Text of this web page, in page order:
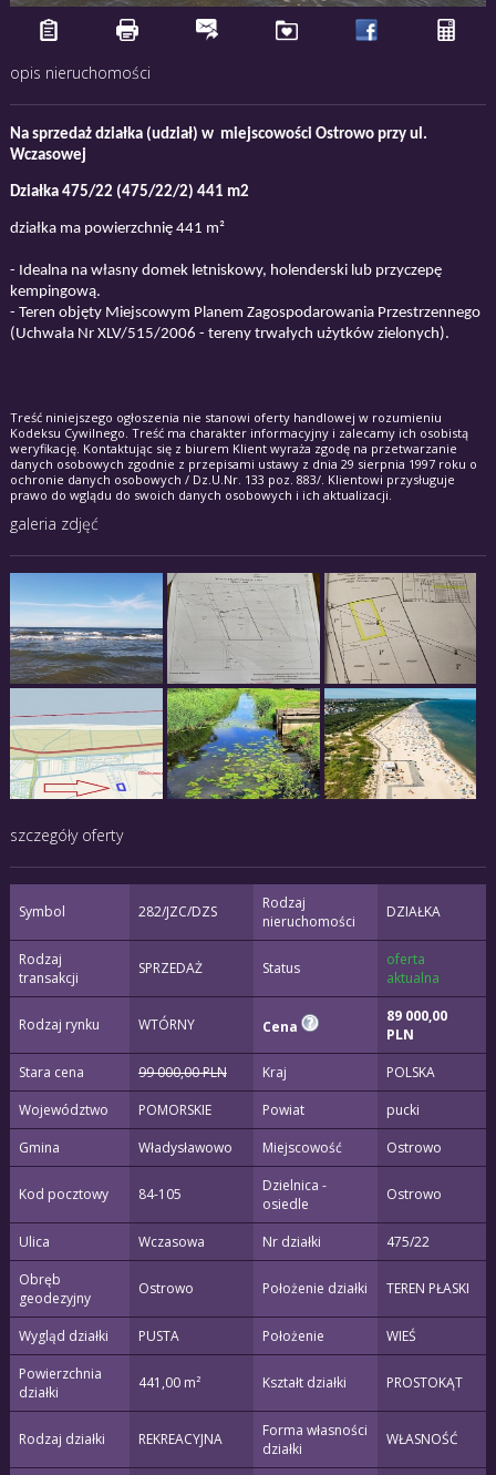
opis nieruchomości
Na sprzedaż działka (udział) w miejscowości Ostrowo przy ul.
Wczasowej
Działka 475/22 (475/22/2) 441 m2
działka ma powierzchnię 441 m²
- Idealna na własny domek letniskowy, holenderski lub przyczepę
kempingową.
- Teren objęty Miejscowym Planem Zagospodarowania Przestrzennego
(Uchwała Nr XLV/515/2006 - tereny trwałych użytków zielonych).
Treść niniejszego ogłoszenia nie stanowi oferty handlowej w rozumieniu
Kodeksu Cywilnego. Treść ma charakter informacyjny i zalecamy ich osobistą
weryfikację. Kontaktując się z biurem Klient wyraża zgodę na przetwarzanie
danych osobowych zgodnie z przepisami ustawy z dnia 29 sierpnia 1997 roku o
ochronie danych osobowych / Dz.U.Nr. 133 poz. 883/. Klientowi przysługuje
prawo do wglądu do swoich danych osobowych i ich aktualizacji.
galeria zdjęć
szczegóły oferty
Symbol 282/JZC/DZS
Rodzaj
nieruchomości
DZIAŁKA
Rodzaj
transakcji
SPRZEDAŻ Status
oferta
aktualna
Rodzaj rynku WTÓRNY Cena
89 000,00
PLN
Stara cena
99 000,00 PLN Kraj
POLSKA
Województwo
POMORSKIE Powiat
pucki
Gmina
Władysławowo Miejscowość Ostrowo
Kod pocztowy 84-105
Dzielnica -
osiedle
Ostrowo
Ulica Wczasowa Nr działki
475/22
Obręb
geodezyjny
Ostrowo Położenie działki TEREN PŁASKI
Wygląd działki PUSTA Położenie
WIEŚ
Powierzchnia
działki
441,00 m² Kształt działki PROSTOKĄT
Rodzaj działki REKREACYJNA
Forma własności
działki
WŁASNOŚĆ